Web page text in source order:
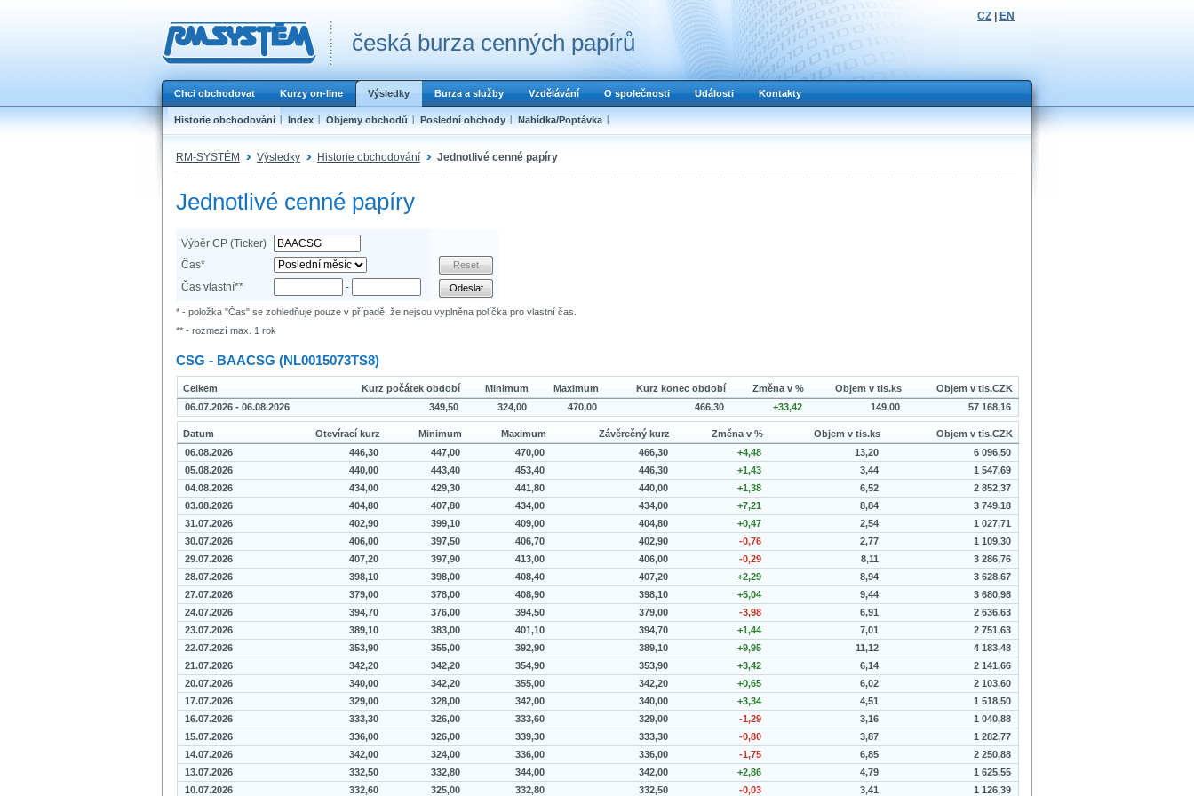
česká burza cenných papírů
CZ EN
Chci obchodovat Kurzy on-line Výsledky Burza a služby Vzdělávání O společnosti Události Kontakty
Historie obchodování Index Objemy obchodů Poslední obchody Nabídka/Poptávka
RM-SYSTÉM Výsledky Historie obchodování Jednotlivé cenné papíry
Jednotlivé cenné papíry
Výběr CP (Ticker)
Čas*
Čas vlastní**
-
* - položka "Čas" se zohledňuje pouze v případě, že nejsou vyplněna políčka pro vlastní čas.
** - rozmezí max. 1 rok
CSG - BAACSG (NL0015073TS8)
Celkem Kurz počátek období Minimum Maximum Kurz konec období Změna v % Objem v tis.ks
Objem v tis.CZK
06.07.2026 - 06.08.2026
349,50 324,00 470,00 466,30 +33,42 149,00 57 168,16
Datum Otevírací kurz Minimum Maximum Závěrečný kurz Změna v % Objem v tis.ks
Objem v tis.CZK
06.08.2026
446,30 447,00 470,00 466,30 +4,48 13,20
6 096,50
05.08.2026
440,00 443,40 453,40 446,30 +1,43 3,44
1 547,69
04.08.2026
434,00 429,30 441,80 440,00 +1,38 6,52
2 852,37
03.08.2026
404,80 407,80 434,00 434,00 +7,21 8,84
3 749,18
31.07.2026
402,90 399,10 409,00 404,80 +0,47 2,54
1 027,71
30.07.2026
406,00 397,50 406,70 402,90 -0,76 2,77
1 109,30
29.07.2026
407,20 397,90 413,00 406,00 -0,29 8,11
3 286,76
28.07.2026
398,10 398,00 408,40 407,20 +2,29 8,94
3 628,67
27.07.2026
379,00 378,00 408,90 398,10 +5,04 9,44
3 680,98
24.07.2026
394,70 376,00 394,50 379,00 -3,98 6,91
2 636,63
23.07.2026
389,10 383,00 401,10 394,70 +1,44 7,01
2 751,63
22.07.2026
353,90 355,00 392,90 389,10 +9,95 11,12
4 183,48
21.07.2026
342,20 342,20 354,90 353,90 +3,42 6,14
2 141,66
20.07.2026
340,00 342,20 355,00 342,20 +0,65 6,02
2 103,60
17.07.2026
329,00 328,00 342,00 340,00 +3,34 4,51
1 518,50
16.07.2026
333,30 326,00 333,60 329,00 -1,29 3,16
1 040,88
15.07.2026
336,00 326,00 339,30 333,30 -0,80 3,87
1 282,77
14.07.2026
342,00 324,00 336,00 336,00 -1,75 6,85
2 250,88
13.07.2026
332,50 332,80 344,00 342,00 +2,86 4,79
1 625,55
10.07.2026
332,60 325,00 332,80 332,50 -0,03 3,41 1 126,39